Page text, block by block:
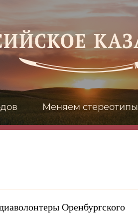
Меняем стереотипы
Оренбургского